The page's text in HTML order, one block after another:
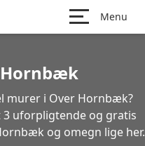
Menu
murer i Over Hornbæk?
3 uforpligtende og gratis
og omegn lige her.